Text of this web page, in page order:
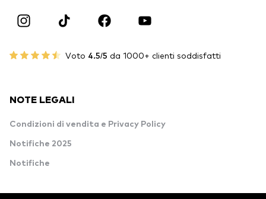
Voto 4.5/5 da 1000+ clienti soddisfatti
NOTE LEGALI
Condizioni di vendita e Privacy Policy
Notifiche 2025
Notifiche